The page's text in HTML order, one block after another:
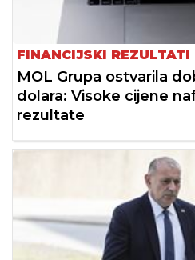
FINANCIJSKI REZULTATI
MOL Grupa ostvarila
dolara: Visoke cijene
rezultate